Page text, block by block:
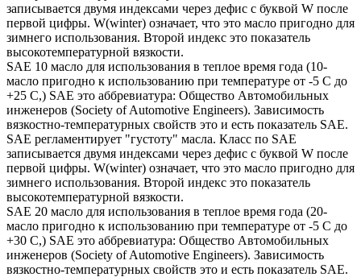
записывается двумя индексами через дефис с буквой W после
первой цифры. W(winter) означает, что это масло пригодно для
зимнего использования. Второй индекс это показатель
высокотемпературной вязкости.
SAE 10 масло для использования в теплое время года (10-
масло пригодно к использованию при температуре от -5 С до
+25 С,) SAE это аббревиатура: Общество Автомобильных
инженеров (Society of Automotive Engineers). Зависимость
вязкостно-температурных свойств это и есть показатель SAE.
SAE регламентирует "густоту" масла. Класс по SAE
записывается двумя индексами через дефис с буквой W после
первой цифры. W(winter) означает, что это масло пригодно для
зимнего использования. Второй индекс это показатель
высокотемпературной вязкости.
SAE 20 масло для использования в теплое время года (20-
масло пригодно к использованию при температуре от -5 С до
+30 С,) SAE это аббревиатура: Общество Автомобильных
инженеров (Society of Automotive Engineers). Зависимость
вязкостно-температурных свойств это и есть показатель SAE.